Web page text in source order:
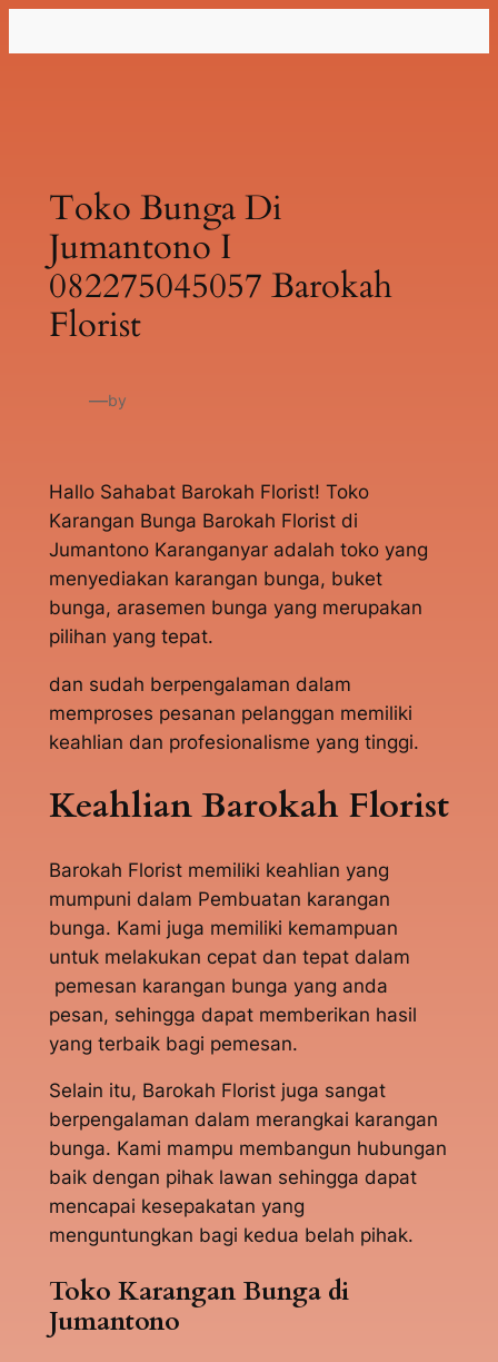
ke
Toko Bunga Di
Jumantono I
082275045057 Barokah
Florist
—by
Hallo Sahabat Barokah Florist! Toko
Karangan Bunga Barokah Florist di
Jumantono Karanganyar adalah toko yang
menyediakan karangan bunga, buket
bunga, arasemen bunga yang merupakan
pilihan yang tepat.
dan sudah berpengalaman dalam
memproses pesanan pelanggan memiliki
keahlian dan profesionalisme yang tinggi.
Keahlian Barokah Florist
Barokah Florist memiliki keahlian yang
mumpuni dalam Pembuatan karangan
bunga. Kami juga memiliki kemampuan
untuk melakukan cepat dan tepat dalam
pemesan karangan bunga yang anda
pesan, sehingga dapat memberikan hasil
yang terbaik bagi pemesan.
Selain itu, Barokah Florist juga sangat
berpengalaman dalam merangkai karangan
bunga. Kami mampu membangun hubungan
baik dengan pihak lawan sehingga dapat
mencapai kesepakatan yang
menguntungkan bagi kedua belah pihak.
Toko Karangan Bunga di
Jumantono